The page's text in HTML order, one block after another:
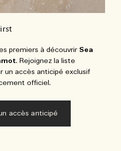
premiers à découvrir Sea
. Rejoignez la liste
un accès anticipé exclusif
officiel.
accès anticipé